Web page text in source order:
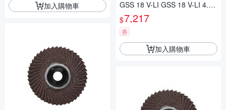
加入購物車
GSS 18 V-LI GSS 18 V-LI 4.0A
h單電組
$7,217
券
加入購物車